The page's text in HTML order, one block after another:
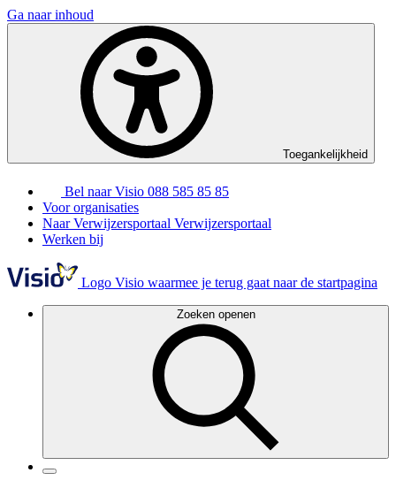
Ga naar inhoud
Toegankelijkheid
Bel naar Visio 088 585 85 85
Voor organisaties
Naar Verwijzersportaal Verwijzersportaal
Werken bij
Logo Visio waarmee je terug gaat naar de startpagina
Zoeken openen